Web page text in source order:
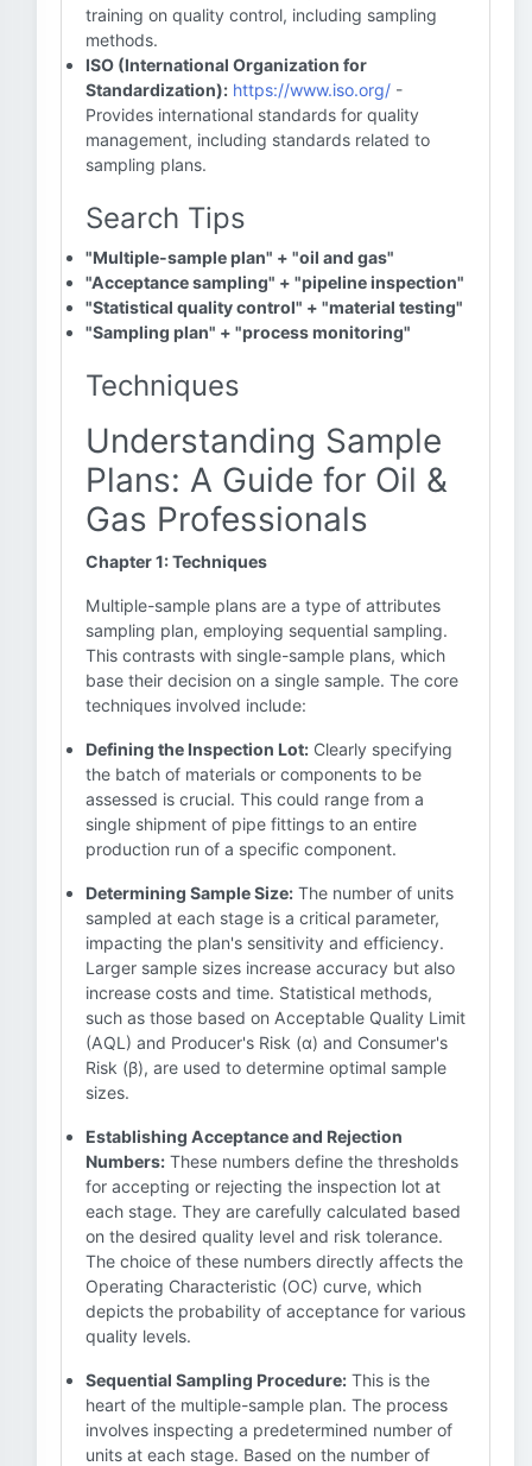
training on quality control, including sampling
methods.
ISO (International Organization for
Standardization): https://www.iso.org/ -
Provides international standards for quality
management, including standards related to
sampling plans.
Search Tips
"Multiple-sample plan" + "oil and gas"
"Acceptance sampling" + "pipeline inspection"
"Statistical quality control" + "material testing"
"Sampling plan" + "process monitoring"
Techniques
Understanding Sample
Plans: A Guide for Oil &
Gas Professionals
Chapter 1: Techniques
Multiple-sample plans are a type of attributes
sampling plan, employing sequential sampling.
This contrasts with single-sample plans, which
base their decision on a single sample. The core
techniques involved include:
Defining the Inspection Lot: Clearly specifying
the batch of materials or components to be
assessed is crucial. This could range from a
single shipment of pipe fittings to an entire
production run of a specific component.
Determining Sample Size: The number of units
sampled at each stage is a critical parameter,
impacting the plan's sensitivity and efficiency.
Larger sample sizes increase accuracy but also
increase costs and time. Statistical methods,
such as those based on Acceptable Quality Limit
(AQL) and Producer's Risk (α) and Consumer's
Risk (β), are used to determine optimal sample
sizes.
Establishing Acceptance and Rejection
Numbers: These numbers define the thresholds
for accepting or rejecting the inspection lot at
each stage. They are carefully calculated based
on the desired quality level and risk tolerance.
The choice of these numbers directly affects the
Operating Characteristic (OC) curve, which
depicts the probability of acceptance for various
quality levels.
Sequential Sampling Procedure: This is the
heart of the multiple-sample plan. The process
involves inspecting a predetermined number of
units at each stage. Based on the number of